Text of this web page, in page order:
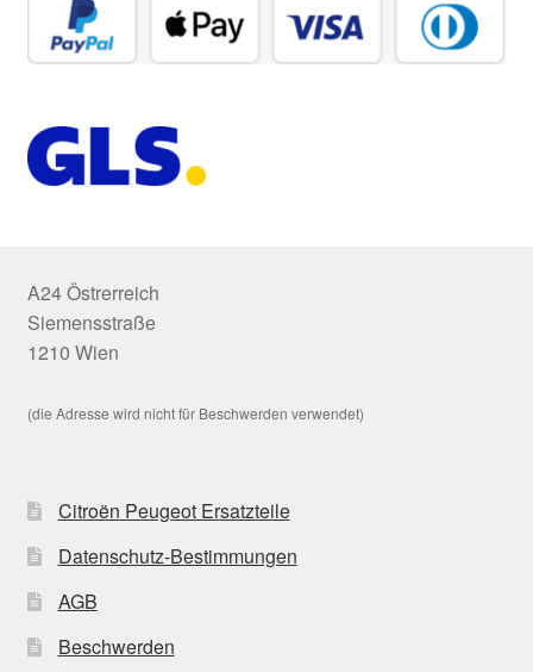
A24 Östrerreich
Siemensstraße
1210 Wien
(die Adresse wird nicht für Beschwerden verwendet)
Citroën Peugeot Ersatzteile
Datenschutz-Bestimmungen
AGB
Beschwerden